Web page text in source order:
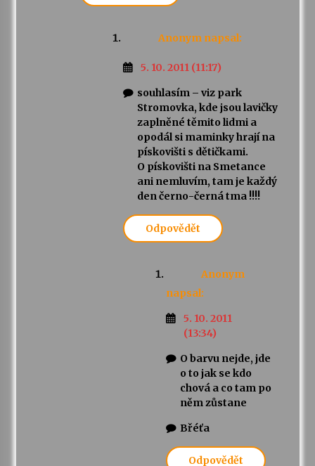
Anonym napsal:
5. 10. 2011 (11:17)
souhlasím – viz park
Stromovka, kde jsou lavičky
zaplněné těmito lidmi a
opodál si maminky hrají na
pískovišti s dětičkami.
O pískovišti na Smetance
ani nemluvím, tam je každý
den černo-černá tma !!!!
Odpovědět
Anonym
napsal:
5. 10. 2011
(13:34)
O barvu nejde, jde
o to jak se kdo
chová a co tam po
něm zůstane
Břéťa
Odpovědět